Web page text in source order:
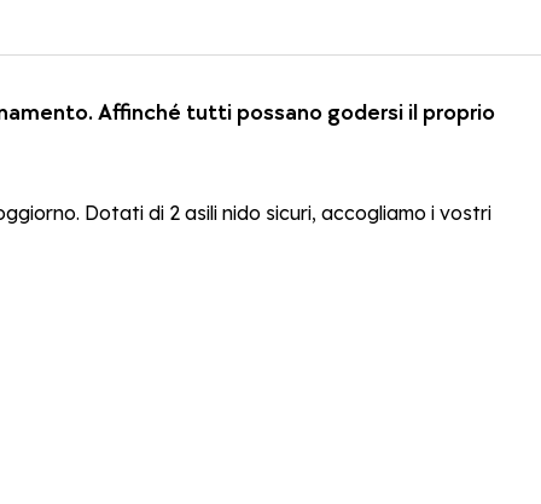
Affinché tutti possano godersi il proprio
Dotati di 2 asili nido sicuri, accogliamo i vostri